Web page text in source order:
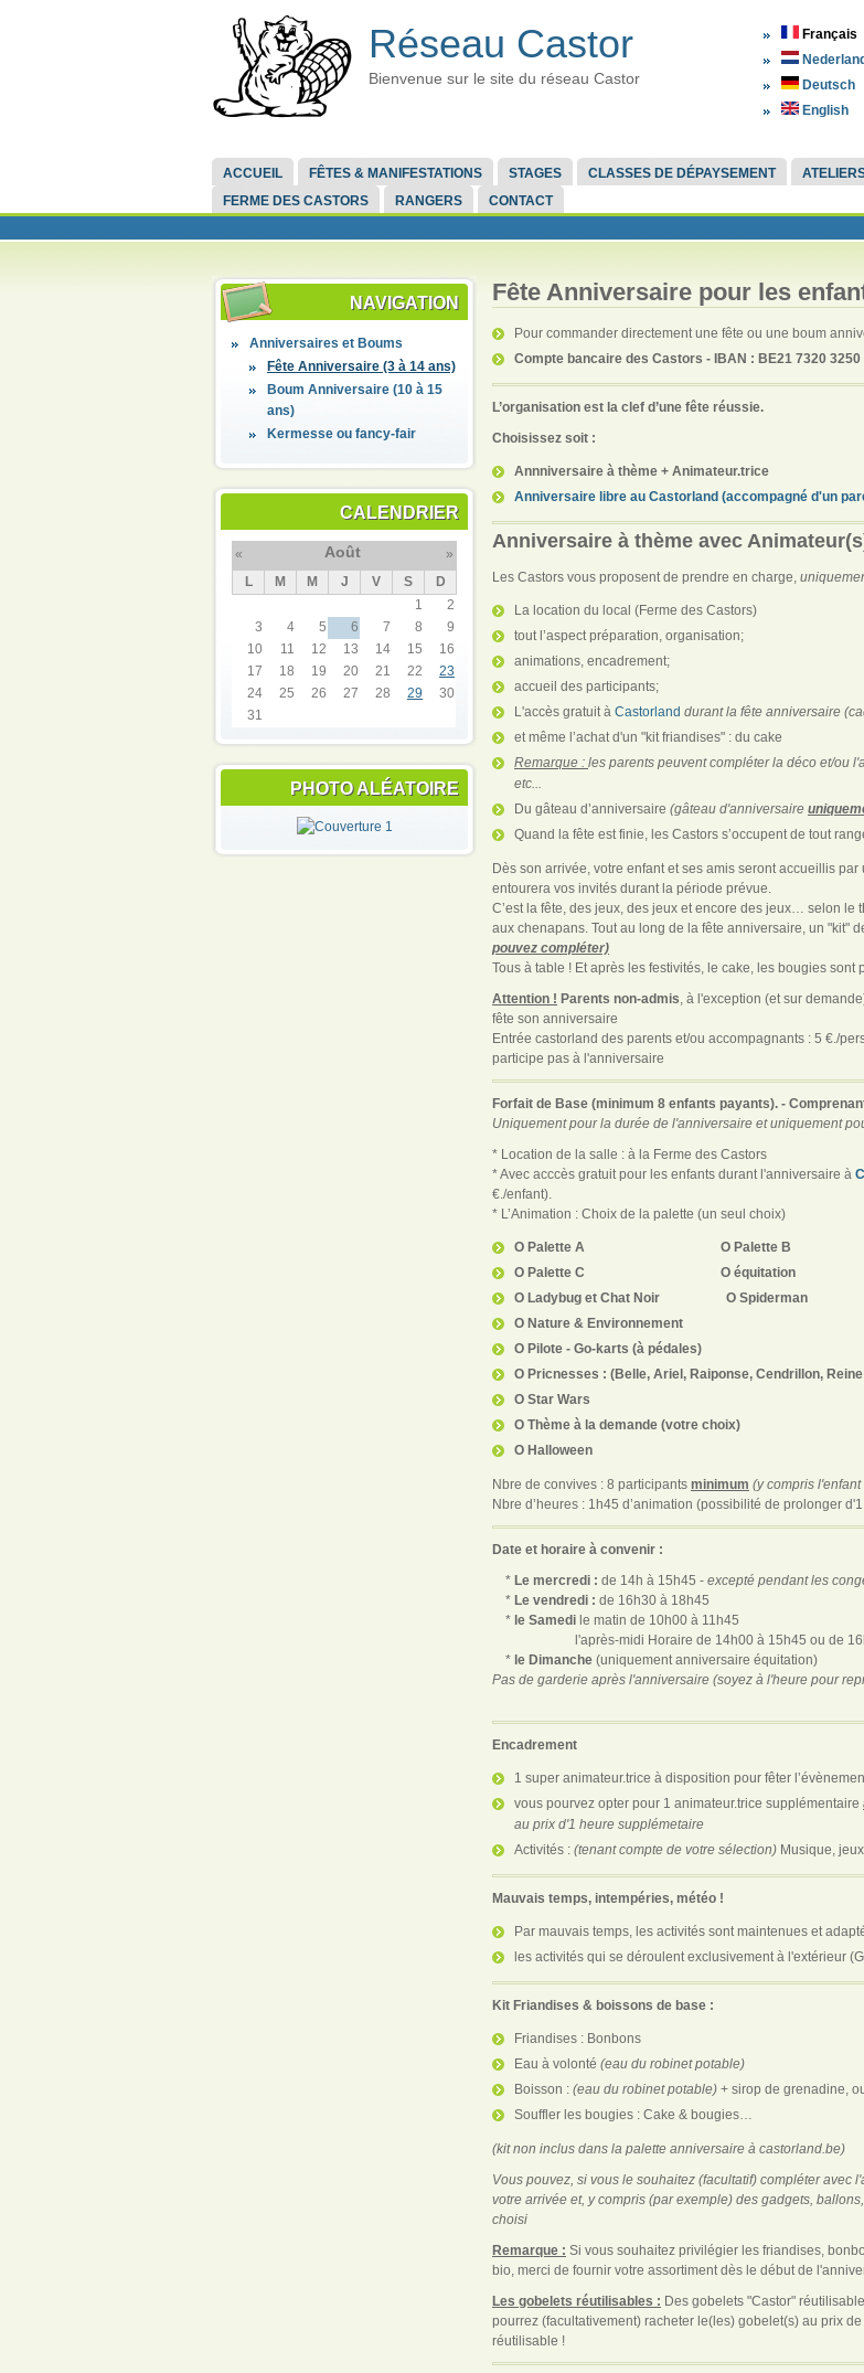
Réseau Castor
Bienvenue sur le site du réseau Castor
Français
Deutsch
English
ACCUEIL FÊTES & MANIFESTATIONS STAGES CLASSES DE DÉPAYSEMENT
FERME DES CASTORS
RANGERS CONTACT
NAVIGATION
Anniversaires et Boums
Fête Anniversaire (3 à 14 ans)
Boum Anniversaire (10 à 15
ans)
Kermesse ou fancy-fair
CALENDRIER
« Août
»
L
M M J V S
D
1
2
3
4 5 6 7 8
9
10
11 12 13 14 15
16
17
18 19 20 21 22
23
24
25 26 27 28 29
30
31
PHOTO ALÉATOIRE
Fête Anniversaire pour les
Pour commander directement une fête ou une boum
Compte bancaire des Castors - IBAN : BE21 7320 3250
L’organisation est la cl ef d’une fête réussie.
Choisissez soit :
Annniversaire à thème + Animateur.trice
Anniversaire libre au Castorland (accompagné d'un
Anniversaire à thème avec
Les Castors vous proposent de prendre en charge,
La location du local (Ferme des Castors)
tout l’aspect préparation, organisation;
animations, encadrement;
accueil des participants;
L'accès gratuit à Castorland durant la fête anniversaire
et même l’achat d'un "kit friandises" : du cake
Remarque : les parents peuvent compléter la déco et/ou
etc...
Du gâteau d’anniversaire (gâteau d'anniversaire
Quand la fête est finie, les Castors s’occupent de tout
Dès son arrivée, votre enfant et ses amis seront accueillis
entourera vos invités durant la période prévue.
C’est la fête, des jeux, des jeux et encore des jeux… selon
aux chenapans. Tout au long de la fête anniversaire, un "kit"
pouvez compléter)
Tous à table ! Et après les festivités, le cake, les bougies sont
Attention ! Parents non-admis, à l'exception (et sur
fête son anniversaire
Entrée castorland des parents et/ou accompagnants : 5 €./
participe pas à l'anniversaire
Forfait de Base (minimum 8 enfants payants). -
Uniquement pour la durée de l'anniversaire et uniquement
* Location de la salle : à la Ferme des Castors
* Avec acccès gratuit pour les enfants durant l'anniversaire à
€./enfant).
* L’Animation : Choix de la palette (un seul choix)
O Palette A O Palette B
O Palette C O équitation
O Ladybug et Chat Noir O Spiderman
O Nature & Environnement
O Pilote - Go-karts (à pédales)
O Pricnesses : (Belle, Ariel, Raiponse, Cendrillon,
O Star Wars
O Thème à la demande (votre choix)
O Halloween
Nbre de convives : 8 participants minimum (y compris
Nbre d’heures : 1h45 d’animation (possibilité de prolonger
Date et horaire à convenir :
* Le mercredi : de 14h à 15h45 - excepté pendant les
* Le vendredi : de 16h30 à 18h45
* le Samedi le matin de 10h00 à 11h45
l'après-midi Horaire de 14h00 à 15h45 ou de
* le Dimanche (uniquement anniversaire équitation)
Pas de garderie après l'anniversaire (soyez à l'heure pour
Encadrement
1 super animateur.trice à disposition pour fêter
vous pourvez opter pour 1 animateur.trice supplémentaire
au prix d'1 heure supplémetaire
Activités : (tenant compte de votre sélection) Musique,
Mauvais temps, intempéries, météo !
Par mauvais temps, les activités sont maintenues et
les activités qui se déroulent exclusivement à l'extérieur
Kit Friandises & boissons de base :
Friandises : Bonbons
Eau à volonté (eau du robinet potable)
Boisson : (eau du robinet potable) + sirop de grenadine,
Souffler les bougies : Cake & bougies…
(kit non inclus dans la palette anniversaire à castorland.be)
Vous pouvez, si vous le souhaitez (facultatif) compléter avec
votre arrivée et, y compris (par exemple) des gadgets,
choisi
Remarque : Si vous souhaitez privilégier les friandises,
bio, merci de fournir votre assortiment dès le début de
Les gobelets réutilisables : Des gobelets "Castor"
pourrez (facultativement) racheter le(les) gobelet(s) au prix
réutilisable !